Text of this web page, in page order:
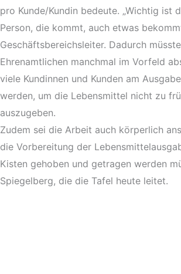
pro Kunde/Kundin bedeute. „Wichtig ist
Person, die kommt, auch etwas
Geschäftsbereichsleiter. Dadurch
Ehrenamtlichen manchmal im Vorfeld
viele Kundinnen und Kunden am
werden, um die Lebensmittel nicht zu
auszugeben.
Zudem sei die Arbeit auch körperlich
die Vorbereitung der
Kisten gehoben und getragen werden
Spiegelberg, die die Tafel heute leitet.